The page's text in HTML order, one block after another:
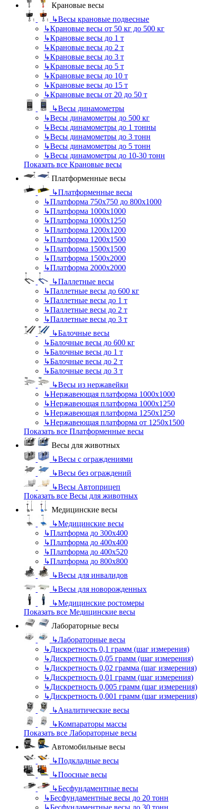
Крановые весы
↳Весы крановые подвесные
↳Крановые весы от 50 кг до 500 кг
↳Крановые весы до 1 т
↳Крановые весы до 2 т
↳Крановые весы до 3 т
↳Крановые весы до 5 т
↳Крановые весы до 10 т
↳Крановые весы до 15 т
↳Крановые весы от 20 до 50 т
↳Весы динамометры
↳Весы динамометры до 500 кг
↳Весы динамометры до 1 тонны
↳Весы динамометры до 3 тонн
↳Весы динамометры до 5 тонн
↳Весы динамометры до 10-30 тонн
Показать все Крановые весы
Платформенные весы
↳Платформенные весы
↳Платформа 750х750 до 800х1000
↳Платформа 1000х1000
↳Платформа 1000х1250
↳Платформа 1200х1200
↳Платформа 1200х1500
↳Платформа 1500х1500
↳Платформа 1500х2000
↳Платформа 2000х2000
↳Паллетные весы
↳Паллетные весы до 600 кг
↳Паллетные весы до 1 т
↳Паллетные весы до 2 т
↳Паллетные весы до 3 т
↳Балочные весы
↳Балочные весы до 600 кг
↳Балочные весы до 1 т
↳Балочные весы до 2 т
↳Балочные весы до 3 т
↳Весы из нержавейки
↳Нержавеющая платформа 1000х1000
↳Нержавеющая платформа 1000х1250
↳Нержавеющая платформа 1250х1250
↳Нержавеющая платформа от 1250х1500
Показать все Платформенные весы
Весы для животных
↳Весы с ограждениями
↳Весы без ограждений
↳Весы Автоприцеп
Показать все Весы для животных
Медицинские весы
↳Медицинские весы
↳Платформа до 300х400
↳Платформа до 400х400
↳Платформа до 400х520
↳Платформа до 800х800
↳Весы для инвалидов
↳Весы для новорожденных
↳Медицинские ростомеры
Показать все Медицинские весы
Лабораторные весы
↳Лабораторные весы
↳Дискретность 0,1 грамм (шаг измерения)
↳Дискретность 0,05 грамм (шаг измерения)
↳Дискретность 0,02 грамма (шаг измерения)
↳Дискретность 0,01 грамм (шаг измерения)
↳Дискретность 0,005 грамм (шаг измерения)
↳Дискретность 0,001 грамм (шаг измерения)
↳Аналитические весы
↳Компараторы массы
Показать все Лабораторные весы
Автомобильные весы
↳Подкладные весы
↳Поосные весы
↳Бесфундаментные весы
↳Бесфундаментные весы до 20 тонн
↳Бесфундаментные весы до 30 тонн